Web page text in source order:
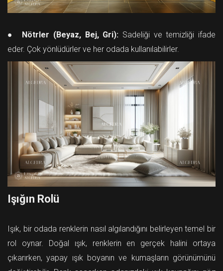
● Nötrler (Beyaz, Bej, Gri): Sadeliği ve temizliği ifade
eder. Çok yönlüdürler ve her odada kullanılabilirler.
Işığın Rolü
Işık, bir odada renklerin nasıl algılandığını belirleyen temel bir
rol oynar. Doğal ışık, renklerin en gerçek halini ortaya
çıkarırken, yapay ışık boyanın ve kumaşların görünümünü